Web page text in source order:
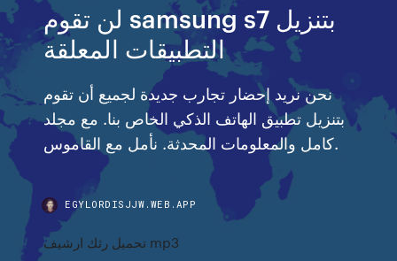
لن تقوم samsung s7 بتنزيل
التطبيقات المعلقة
نحن نريد إحضار تجارب جديدة لجميع أن تقوم
بتنزيل تطبيق الهاتف الذكي الخاص بنا. مع مجلد
كامل والمعلومات المحدثة. نأمل مع القاموس.
EGYLORDISJJW.WEB.APP
تحميل رثك ارشيف mp3